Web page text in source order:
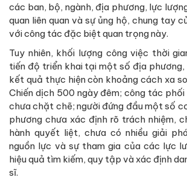
các ban, bộ, ngành, địa phương, lực
quan liên quan và sự ủng hộ, chung tay
với công tác đặc biệt quan trọng này.
Tuy nhiên, khối lượng công việc thời
tiến độ triển khai tại một số địa phương,
kết quả thực hiện còn khoảng cách xa
Chiến dịch 500 ngày đêm; công tác
chưa chặt chẽ; người đứng đầu một số
phương chưa xác định rõ trách nhiệm,
hành quyết liệt, chưa có nhiều giải
nguồn lực và sự tham gia của các lực
hiệu quả tìm kiếm, quy tập và xác định
sĩ.